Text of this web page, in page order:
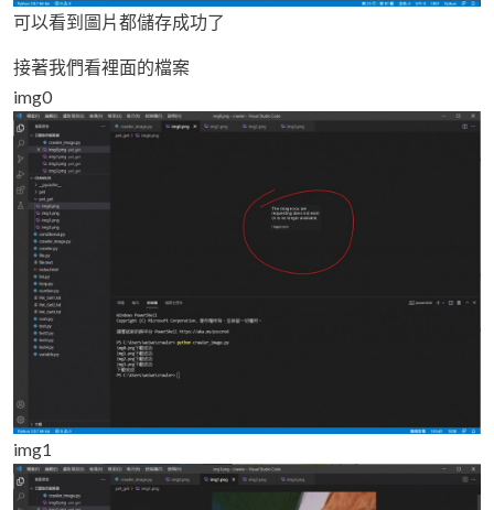
可以看到圖片都儲存成功了
接著我們看裡面的檔案
img0
img1